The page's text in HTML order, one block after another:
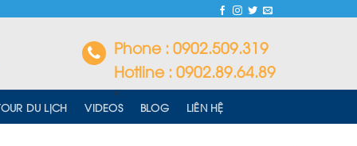
Phone : 0902.509.319
Hotline : 0902.89.64.89
<
DU LỊCH VIDEOS BLOG LIÊN HỆ